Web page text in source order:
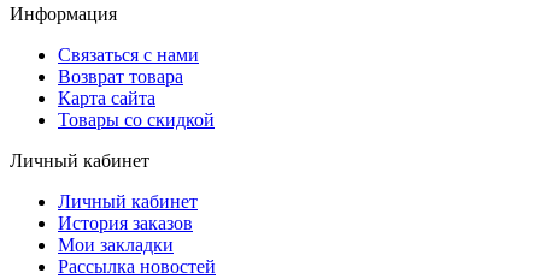
Информация
Связаться с нами
Возврат товара
Карта сайта
Товары со скидкой
Личный кабинет
Личный кабинет
История заказов
Мои закладки
Рассылка новостей